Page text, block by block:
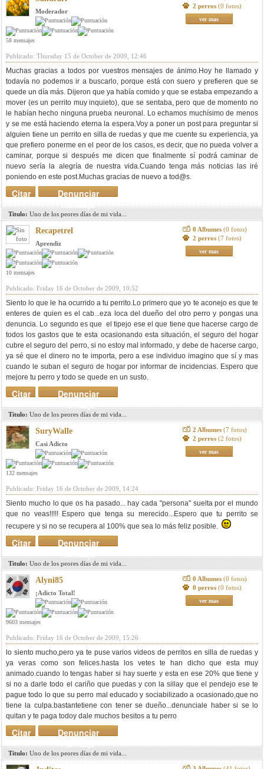
Moderador
58 mensajes
2 perros (0 fotos)
ver mas
Publicado: Thursday 15 de October de 2009, 12:46
Muchas gracias a todos por vuestros mensajes de ánimo.Hoy he llamado y
todavía no podemos ir a buscarlo, porque está con suero y prefieren que se
quede un día más. Dijeron que ya había comido y que se estaba empezando a
mover (es un perrito muy inquieto), que se sentaba, pero que de momento no
le habían hecho ninguna prueba neuronal. Lo echamos muchísimo de menos
y se me está haciendo eterna la espera.Voy a poner un post para preguntar si
alguien tiene un perrito en silla de ruedas y que me cuente su experiencia, ya
que prefiero ponerme en el peor de los casos, es decir, que no pueda volver a
caminar, porque si después me dicen que finalmente sí podrá caminar de
nuevo sería la alegría de nuestra vida.Cuando tenga más noticias las iré
poniendo en este post.Muchas gracias de nuevo a tod@s.
Denunciar
mensaje
Citar
Titulo: Uno de los peores días de mi vida...
Recapetrel
Aprendiz
10 mensajes
0 Albumes (0 fotos)
2 perros (7 fotos)
ver mas
Publicado: Friday 16 de October de 2009, 10:52
Siento lo que le ha ocurrido a tu perrito.Lo primero que yo te aconejo es que te
enteres de quien es el cab...eza loca del dueño del otro perro y pongas una
denuncia. Lo segundo es que el tipejo ese el que tiene que hacerse cargo de
todos los gastos que te esta ocasionando esta situación, el seguro del hogar
cubre el seguro del perro, si no estoy mal informado, y debe de hacerse cargo,
ya sé que el dinero no te importa, pero a ese individuo imagino que sí y mas
cuando le suban el seguro de hogar por informar de incidencias. Espero que
mejore tu perro y todo se quede en un susto.
Denunciar
mensaje
Citar
Titulo: Uno de los peores días de mi vida...
SuryWalle
Casi Adicto
132 mensajes
2 Albumes (7 fotos)
2 perros (2 fotos)
ver mas
Publicado: Friday 16 de October de 2009, 14:24
Siento mucho lo que os ha pasado... hay cada "persona" suelta por el mundo
que no veas!!!!! Espero que tenga su merecido...Espero que tu perrito se
recupere y si no se recupera al 100% que sea lo más feliz posible.
Denunciar
mensaje
Citar
Titulo: Uno de los peores días de mi vida...
Alyni85
¡Adicto Total!
9603 mensajes
0 Albumes (0 fotos)
0 perros (0 fotos)
ver mas
Publicado: Friday 16 de October de 2009, 15:26
lo siento mucho,pero ya te puse varios videos de perritos en silla de ruedas y
ya veras como son felices.hasta los vetes te han dicho que esta muy
animado.cuando lo tengas haber si hay suerte y esta en ese 20% que tiene y
si no a darle todo el cariño que puedas y con la sillay que el pendejo ese te
pague todo lo que su perro mal educado y sociabilizado a ocasionado,que no
tiene la culpa.bastantetiene con tener se dueño...denunciale haber si se lo
quitan y te paga todoy dale muchos besitos a tu perro
Denunciar
mensaje
Citar
Titulo: Uno de los peores días de mi vida...